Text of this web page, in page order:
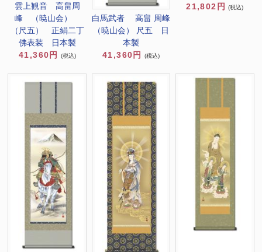
雲上観音 高畠周
峰 （暁山会）
（尺五） 正絹二丁
佛表装 日本製
41,360円
(税込)
白馬武者 高畠 周峰
（暁山会） 尺五 日
本製
41,360円
(税込)
21,802円 (税込)